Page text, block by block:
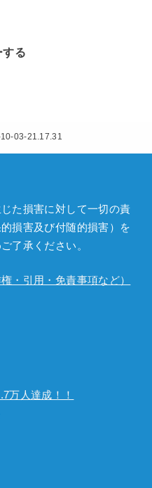
る
03-21.17.31
た損害に対して一切の責
損害及び付随的損害）を
了承ください。
・引用・免責事項など）
万人達成！！